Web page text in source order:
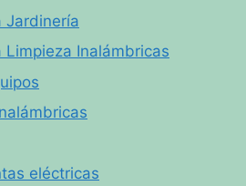
Jardinería
Inalámbricas
eléctricas